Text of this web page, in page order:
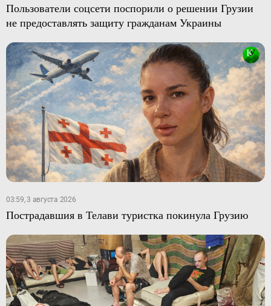
Пользователи соцсети поспорили о решении Грузии
не предоставлять защиту гражданам Украины
03:59, 3 августа 2026
Пострадавшия в Телави туристка покинула Грузию